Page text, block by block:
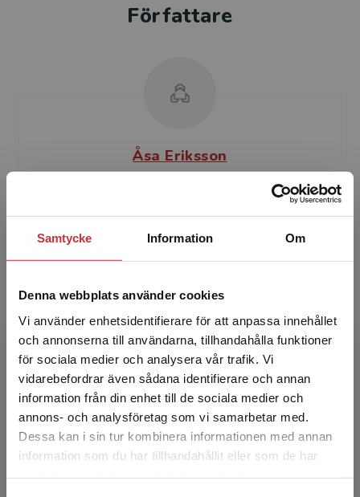
Samtycke Information Om
Denna webbplats använder cookies
Vi använder enhetsidentifierare för att anpassa innehållet
och annonserna till användarna, tillhandahålla funktioner
för sociala medier och analysera vår trafik. Vi
vidarebefordrar även sådana identifierare och annan
information från din enhet till de sociala medier och
annons- och analysföretag som vi samarbetar med.
Dessa kan i sin tur kombinera informationen med annan
information som du har tillhandahållit eller som de har
Begränsad fraktregion
Det verkar som att du besöker
studentlitteratur.se via en enhet utanför Sverige.
Författare
Åsa Eriksson
Åsa Eriksson är legitimerad psykolog och
medicine doktor. Hon arbetar vid Karolinska
Institutet, där hon undervisar inom områdena
Liselotte Maurex
Liselotte Maurex är legitimerad psykolog,
specialist i neuropsykologi och medicine
doktor. Hon har tidigare undervisat vid